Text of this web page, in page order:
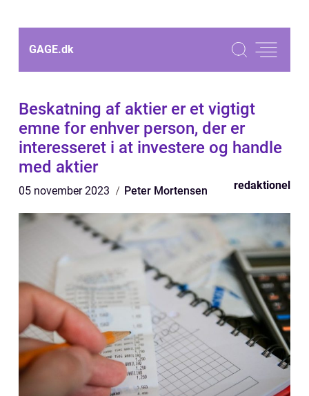
GAGE.dk
Beskatning af aktier er et vigtigt
emne for enhver person, der er
interesseret i at investere og handle
med aktier
05 november 2023 Peter Mortensen redaktionel